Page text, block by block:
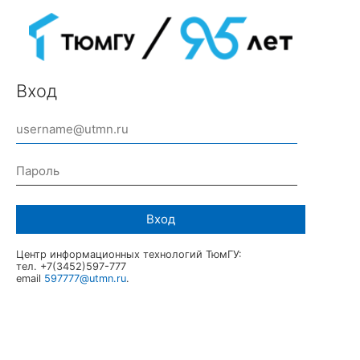
Вход
Вход
Центр информационных технологий ТюмГУ:
тел. +7(3452)597-777
email 597777@utmn.ru.